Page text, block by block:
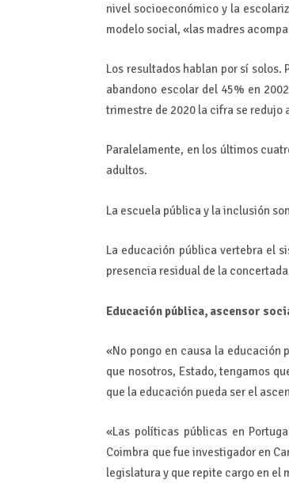
nivel socioeconómico y la
modelo social, «las madres
Los resultados hablan por sí solos.
abandono escolar del 45% en
trimestre de 2020 la cifra se redujo
Paralelamente, en los últimos
adultos.
La escuela pública y la inclusión
La educación pública vertebra el
presencia residual de la
Educación pública, ascensor
«No pongo en causa la educación
que nosotros, Estado, tengamos
que la educación pueda ser el
«Las políticas públicas en
Coimbra que fue investigador en
legislatura y que repite cargo en el